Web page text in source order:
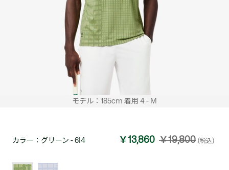
モデル：185cm 着用 4 - M
カラー： グリーン - 6I4 ￥13,860 ￥19,800 (税込)